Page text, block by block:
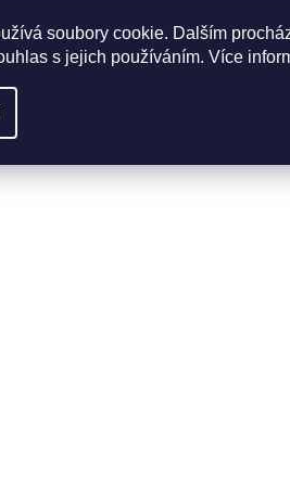
soubory cookie. Dalším
s jejich používáním. Více